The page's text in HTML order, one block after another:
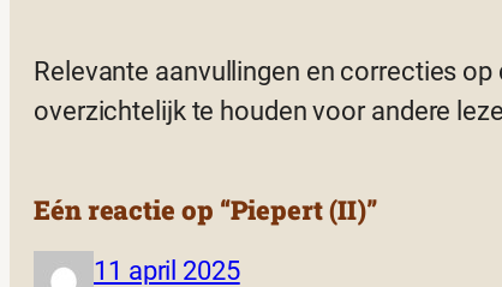
Relevante aanvullingen en correcties
overzichtelijk te houden voor andere
Eén reactie op “Piepert (II)”
11 april 2025